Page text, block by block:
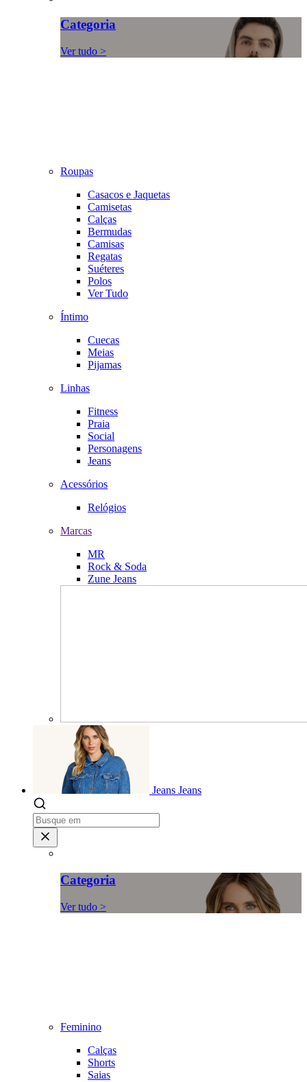
Categoria
Ver tudo >
Roupas
Casacos e Jaquetas
Camisetas
Calças
Bermudas
Camisas
Regatas
Suéteres
Polos
Ver Tudo
Íntimo
Cuecas
Meias
Pijamas
Linhas
Fitness
Praia
Social
Personagens
Jeans
Acessórios
Relógios
Marcas
MR
Rock & Soda
Zune Jeans
Jeans Jeans
Categoria
Ver tudo >
Feminino
Calças
Shorts
Saias